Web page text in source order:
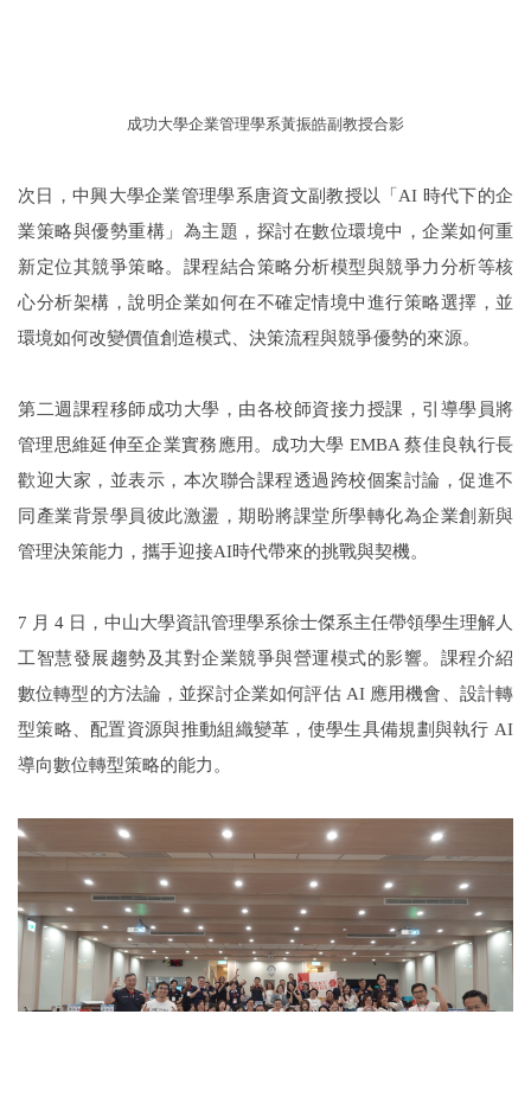
成功大學企業管理學系黃振皓副教授合影
次日，中興大學企業管理學系唐資文副教授以「AI 時代下的企
業策略與優勢重構」為主題，探討在數位環境中，企業如何重
新定位其競爭策略。課程結合策略分析模型與競爭力分析等核
心分析架構，說明企業如何在不確定情境中進行策略選擇，並
環境如何改變價值創造模式、決策流程與競爭優勢的來源。
第二週課程移師成功大學，由各校師資接力授課，引導學員將
管理思維延伸至企業實務應用。成功大學 EMBA 蔡佳良執行長
歡迎大家，並表示，本次聯合課程透過跨校個案討論，促進不
同產業背景學員彼此激盪，期盼將課堂所學轉化為企業創新與
管理決策能力，攜手迎接AI時代帶來的挑戰與契機。
7 月 4 日，中山大學資訊管理學系徐士傑系主任帶領學生理解人
工智慧發展趨勢及其對企業競爭與營運模式的影響。課程介紹
數位轉型的方法論，並探討企業如何評估 AI 應用機會、設計轉
型策略、配置資源與推動組織變革，使學生具備規劃與執行 AI
導向數位轉型策略的能力。